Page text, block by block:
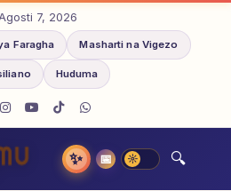
7, 2026
Faragha Masharti na Vigezo
Huduma
✨ 📅